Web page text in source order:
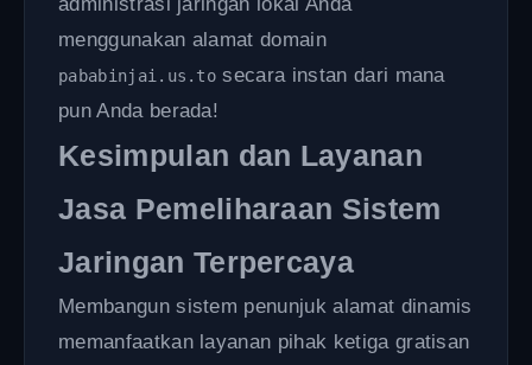
administrasi jaringan lokal Anda
menggunakan alamat domain
pababinjai.us.to secara instan dari mana
pun Anda berada!
Kesimpulan dan Layanan
Jasa Pemeliharaan Sistem
Jaringan Terpercaya
Membangun sistem penunjuk alamat dinamis
memanfaatkan layanan pihak ketiga gratisan